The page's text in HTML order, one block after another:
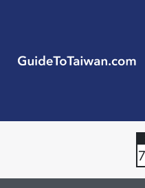
GuideToTaiwan.com